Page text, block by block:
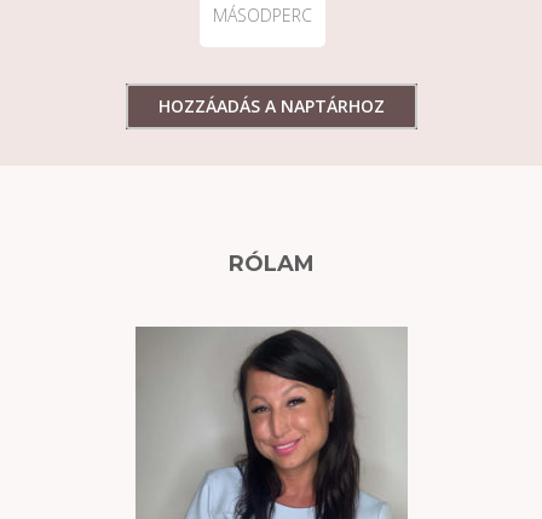
MÁSODPERC
HOZZÁADÁS A NAPTÁRHOZ
RÓLAM